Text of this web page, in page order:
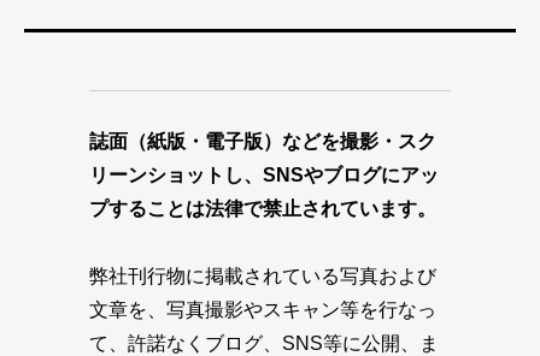
誌面（紙版・電子版）などを撮影・スク
リーンショットし、SNSやブログにアッ
プすることは法律で禁止されています。
弊社刊行物に掲載されている写真および
文章を、写真撮影やスキャン等を行なっ
て、許諾なくブログ、SNS等に公開、ま